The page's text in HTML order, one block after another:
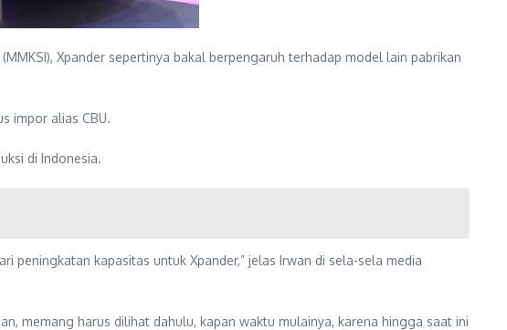
Xpander sepertinya bakal berpengaruh terhadap model lain pabrikan
impor alias CBU.
di Indonesia.
peningkatan kapasitas untuk Xpander,” jelas Irwan di sela-sela media
memang harus dilihat dahulu, kapan waktu mulainya, karena hingga saat ini